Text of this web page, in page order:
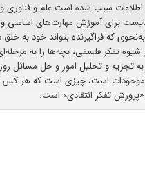
سبب شده است علم و فناوری و
برای آموزش مهارت‌های اساسی و
که فراگیرنده بتواند خود به
شیوه تفکر فلسفی، بچه‌ها را به
تجزیه و تحلیل امور و حل مسائل
است، چیزی است که هر کس
تفکر انتقادی» است.